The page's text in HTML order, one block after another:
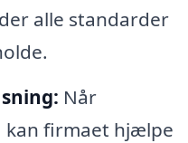
alle standarder
Når
kan firmaet hjælpe